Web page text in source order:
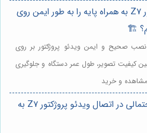
⭐️ چگونه ویدئو پروژکتور Z7 به همراه پایه را به طور ایمن روی
🏗️
نصب صحیح و ایمن ویدئو پروژکتور بر روی
کیفیت تصویر، طول عمر دستگاه و جلوگیری
و خرید
⭐️ عیب‌یابی مشکلات احتمالی در اتصال ویدئو پروژکتور Z7 به